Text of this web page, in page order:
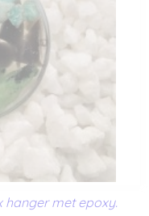
hanger met epoxy.